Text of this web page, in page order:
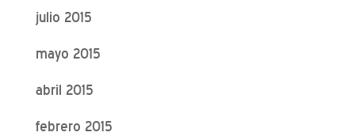
julio 2015
mayo 2015
abril 2015
febrero 2015